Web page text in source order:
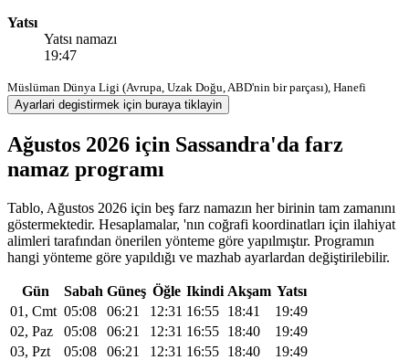
Yatsı
Yatsı namazı
19:47
Müslüman Dünya Ligi (Avrupa, Uzak Doğu, ABD'nin bir parçası), Hanefi
Ayarlari degistirmek için buraya tiklayin
Ağustos 2026 için Sassandra'da farz
namaz programı
Tablo, Ağustos 2026 için beş farz namazın her birinin tam zamanını
göstermektedir. Hesaplamalar, 'nın coğrafi koordinatları için ilahiyat
alimleri tarafından önerilen yönteme göre yapılmıştır. Programın
hangi yönteme göre yapıldığı ve mazhab ayarlardan değiştirilebilir.
Gün Sabah Güneş Öğle Ikindi Akşam Yatsı
01, Cmt 05:08 06:21 12:31 16:55 18:41
19:49
02, Paz
05:08 06:21 12:31 16:55 18:40
19:49
03, Pzt
05:08 06:21 12:31 16:55 18:40
19:49